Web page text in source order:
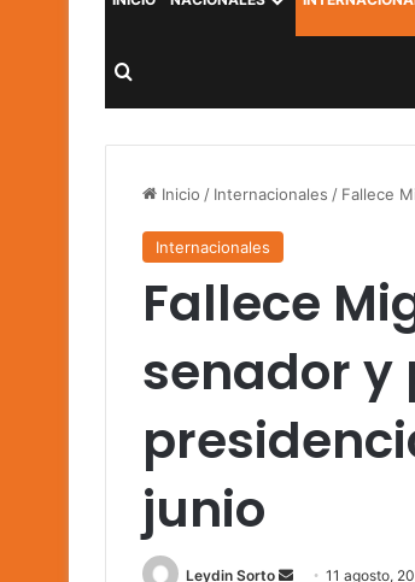
Buscar por
Inicio / Internacionales / Fallece
Internacionales
Fallece
senador
junio
Leydin Sorto
Send11 agosto,